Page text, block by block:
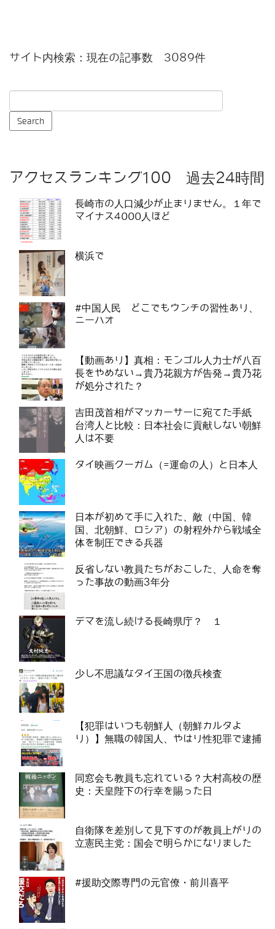
サイト内検索：現在の記事数 3089件
アクセスランキング100 過去24時間
長崎市の人口減少が止まりません。１年で
マイナス4000人ほど
横浜で
#中国人民 どこでもウンチの習性あり、
ニーハオ
【動画あり】真相：モンゴル人力士が八百
長をやめない→貴乃花親方が告発→貴乃花
が処分された？
吉田茂首相がマッカーサーに宛てた手紙
台湾人と比較：日本社会に貢献しない朝鮮
人は不要
タイ映画クーガム（=運命の人）と日本人
日本が初めて手に入れた、敵（中国、韓
国、北朝鮮、ロシア）の射程外から戦域全
体を制圧できる兵器
反省しない教員たちがおこした、人命を奪
った事故の動画3年分
デマを流し続ける長崎県庁？ １
少し不思議なタイ王国の徴兵検査
【犯罪はいつも朝鮮人（朝鮮カルタよ
り）】無職の韓国人、やはり性犯罪で逮捕
同窓会も教員も忘れている？大村高校の歴
史：天皇陛下の行幸を賜った日
自衛隊を差別して見下すのが教員上がりの
立憲民主党：国会で明らかになりました
#援助交際専門の元官僚・前川喜平